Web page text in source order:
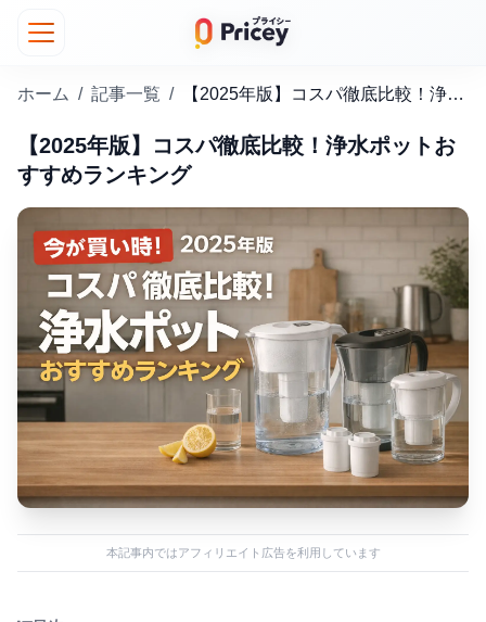
ホーム / 記事一覧 / 【2025年版】コスパ徹底比較！浄水ポットおすすめランキング
【2025年版】コスパ徹底比較！浄水ポットお
すすめランキング
本記事内ではアフィリエイト広告を利用しています